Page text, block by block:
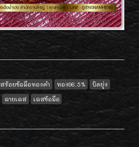
สร้อยข้อมือทองคำ ทอง96.5%
บิดยุ่ง
ลายเลส เลสข้อมือ